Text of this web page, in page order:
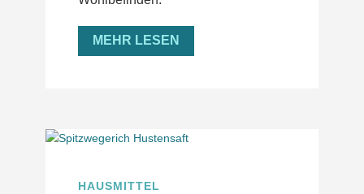
MEHR LESEN
HAUSMITTEL